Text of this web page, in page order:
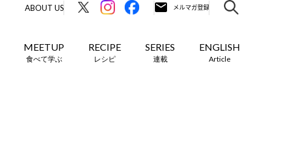
ABOUT US
MEETUP
食べて学ぶ
RECIPE
レシピ
SERIES
連載
ENGLISH
Article